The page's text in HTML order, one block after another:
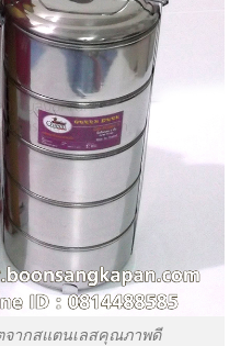
จากสแตนเลสคุณภาพดี